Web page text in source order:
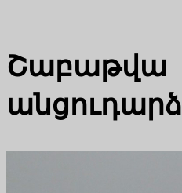
Շաբաթվա
անցուդարձ